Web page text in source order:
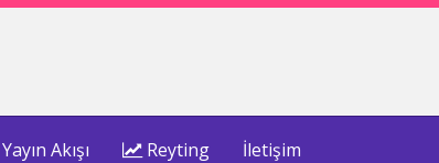
Yayın Akışı Reyting İletişim